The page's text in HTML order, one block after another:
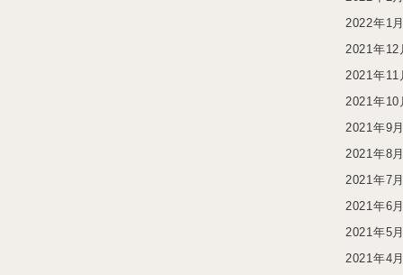
2022年1月
2021年12
2021年11
2021年10
2021年9月
2021年8月
2021年7月
2021年6月
2021年5月
2021年4月